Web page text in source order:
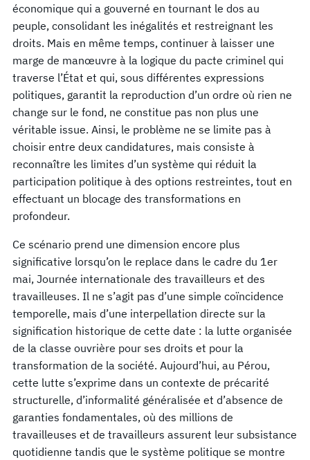
économique qui a gouverné en tournant le dos au
peuple, consolidant les inégalités et restreignant les
droits. Mais en même temps, continuer à laisser une
marge de manœuvre à la logique du pacte criminel qui
traverse l’État et qui, sous différentes expressions
politiques, garantit la reproduction d’un ordre où rien ne
change sur le fond, ne constitue pas non plus une
véritable issue. Ainsi, le problème ne se limite pas à
choisir entre deux candidatures, mais consiste à
reconnaître les limites d’un système qui réduit la
participation politique à des options restreintes, tout en
effectuant un blocage des transformations en
profondeur.
Ce scénario prend une dimension encore plus
significative lorsqu’on le replace dans le cadre du 1er
mai, Journée internationale des travailleurs et des
travailleuses. Il ne s’agit pas d’une simple coïncidence
temporelle, mais d’une interpellation directe sur la
signification historique de cette date : la lutte organisée
de la classe ouvrière pour ses droits et pour la
transformation de la société. Aujourd’hui, au Pérou,
cette lutte s’exprime dans un contexte de précarité
structurelle, d’informalité généralisée et d’absence de
garanties fondamentales, où des millions de
travailleuses et de travailleurs assurent leur subsistance
quotidienne tandis que le système politique se montre